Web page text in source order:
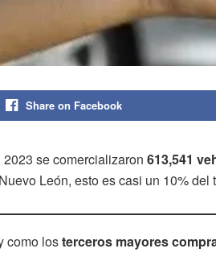
Share on Facebook
se comercializaron 613,541
León, esto es casi un 10% del
como losterceros mayores